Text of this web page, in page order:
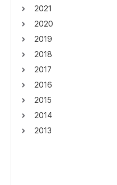
2021
2020
2019
2018
2017
2016
2015
2014
2013